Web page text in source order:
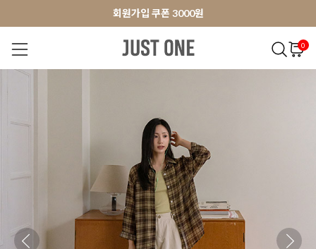
앱 다운로드 10% 할인쿠폰
회원가입 쿠폰 3000원
앱 다운로드 10% 할인쿠폰
0